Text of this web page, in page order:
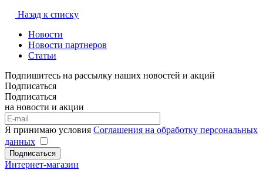
Назад к списку
Новости
Новости партнеров
Статьи
Подпишитесь на рассылку наших новостей и акций
Подписаться
Подписаться
на новости и акции
Я принимаю условия Соглашения на обработку персональных
данных
Подписаться
Интернет-магазин